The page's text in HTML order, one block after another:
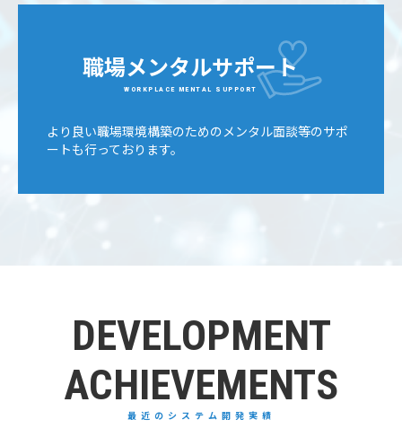
職場メンタルサポート
WORKPLACE MENTAL SUPPORT
より良い職場環境構築のためのメンタル面談等のサポ
ートも行っております。
DEVELOPMENT
ACHIEVEMENTS
最近のシステム開発実績